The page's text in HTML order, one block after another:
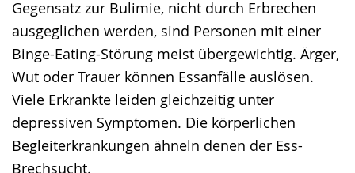
Gegensatz zur Bulimie, nicht durch Erbrechen
ausgeglichen werden, sind Personen mit einer
Binge-Eating-Störung meist übergewichtig. Ärger,
Wut oder Trauer können Essanfälle auslösen.
Viele Erkrankte leiden gleichzeitig unter
depressiven Symptomen. Die körperlichen
Begleiterkrankungen ähneln denen der Ess-
Brechsucht.